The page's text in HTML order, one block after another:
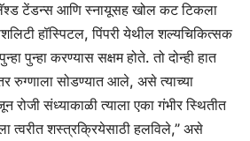
टेंडन्स आणि स्नायूसह खोल कट टिकला
हॉस्पिटल, पिंपरी येथील शल्यचिकित्सक
पुन्हा करण्यास सक्षम होते. तो दोन्ही हात
रुग्णाला सोडण्यात आले, असे त्याच्या
रोजी संध्याकाळी त्याला एका गंभीर स्थितीत
त्वरीत शस्त्रक्रियेसाठी हलविले,” असे